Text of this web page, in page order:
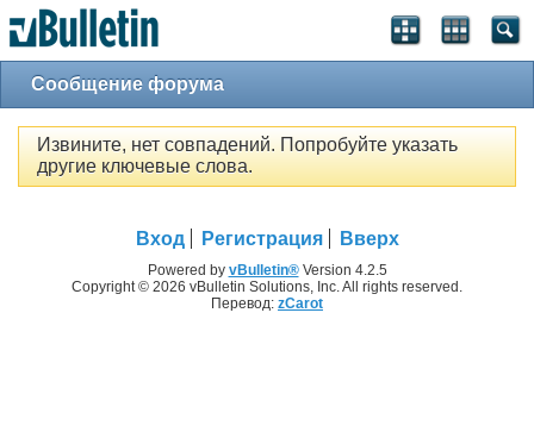
Сообщение форума
Извините, нет совпадений. Попробуйте указать
другие ключевые слова.
Вход Регистрация Вверх
Powered by vBulletin®Version 4.2.5
Copyright © 2026 vBulletin Solutions, Inc. All rights reserved.
Перевод: zCarot